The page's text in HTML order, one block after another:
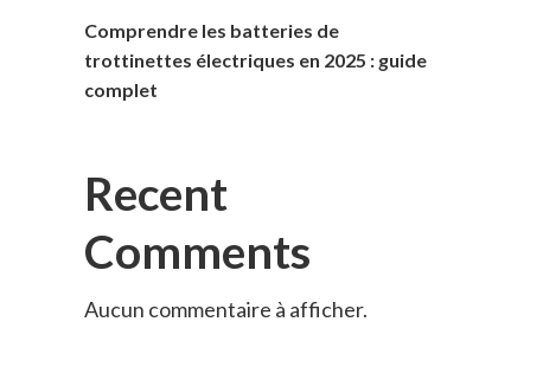
Comprendre les batteries de
trottinettes électriques en 2025 : guide
complet
Recent
Comments
Aucun commentaire à afficher.